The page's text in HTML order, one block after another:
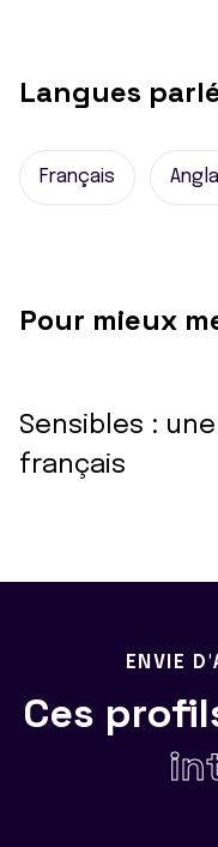
Langues
Français
Pour mieux
Sensibles :
français
ENVIE
Ces